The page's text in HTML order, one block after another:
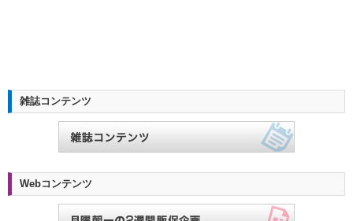
雑誌コンテンツ
Webコンテンツ